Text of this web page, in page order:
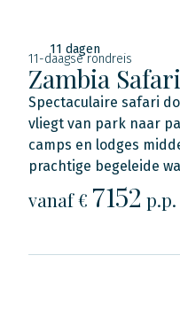
11 dagen
11-daagse rondreis
Zambia
Spectaculaire safari
vliegt van park naar
camps en lodges
prachtige begeleide
vanaf € 7152 p.p.